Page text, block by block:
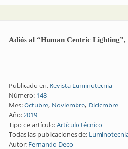
Adiós al “Human Centric
Publicado en: Revista Luminotecnia
Número: 148
Mes:Octubre Noviembre Diciembre
Año:2019
Tipo de artículo:Artículo técnico
Todas las publicaciones de:
Autor: Fernando Deco